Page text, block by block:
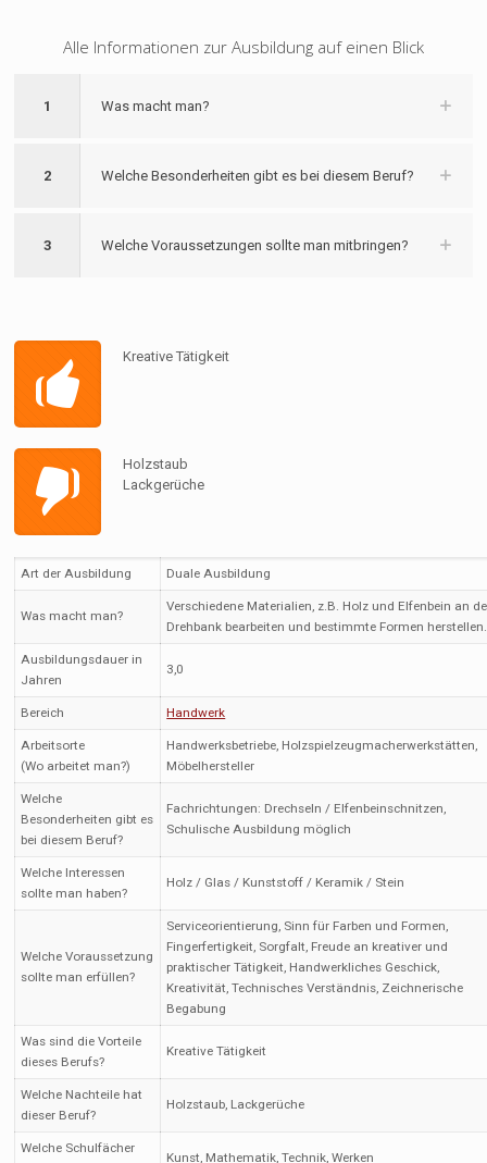
Alle Informationen zur Ausbildung auf einen Blick
1 Was macht man?
2 Welche Besonderheiten gibt es bei diesem Beruf?
3 Welche Voraussetzungen sollte man mitbringen?
Kreative Tätigkeit
Holzstaub
Lackgerüche
Art der Ausbildung Duale Ausbildung
Was macht man?
Verschiedene Materialien, z.B. Holz und Elfenbein an
Drehbank bearbeiten und bestimmte Formen herstellen.
Ausbildungsdauer in
Jahren
3,0
Bereich Handwerk
Arbeitsorte
(Wo arbeitet man?)
Handwerksbetriebe, Holzspielzeugmacherwerkstätten,
Möbelhersteller
Welche
Besonderheiten gibt es
bei diesem Beruf?
Fachrichtungen: Drechseln / Elfenbeinschnitzen,
Schulische Ausbildung möglich
Welche Interessen
sollte man haben?
Holz / Glas / Kunststoff / Keramik / Stein
Welche Voraussetzung
sollte man erfüllen?
Serviceorientierung, Sinn für Farben und Formen,
Fingerfertigkeit, Sorgfalt, Freude an kreativer und
praktischer Tätigkeit, Handwerkliches Geschick,
Kreativität, Technisches Verständnis, Zeichnerische
Begabung
Was sind die Vorteile
dieses Berufs?
Kreative Tätigkeit
Welche Nachteile hat
dieser Beruf?
Holzstaub, Lackgerüche
Welche Schulfächer
Kunst, Mathematik, Technik, Werken